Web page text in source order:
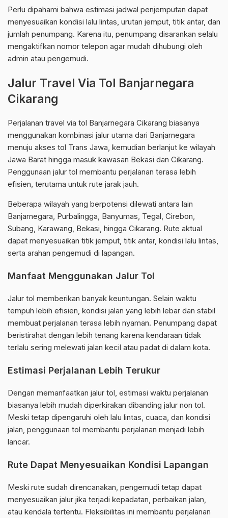
Perlu dipahami bahwa estimasi jadwal penjemputan dapat
menyesuaikan kondisi lalu lintas, urutan jemput, titik antar, dan
jumlah penumpang. Karena itu, penumpang disarankan selalu
mengaktifkan nomor telepon agar mudah dihubungi oleh
admin atau pengemudi.
Jalur Travel Via Tol Banjarnegara
Cikarang
Perjalanan travel via tol Banjarnegara Cikarang biasanya
menggunakan kombinasi jalur utama dari Banjarnegara
menuju akses tol Trans Jawa, kemudian berlanjut ke wilayah
Jawa Barat hingga masuk kawasan Bekasi dan Cikarang.
Penggunaan jalur tol membantu perjalanan terasa lebih
efisien, terutama untuk rute jarak jauh.
Beberapa wilayah yang berpotensi dilewati antara lain
Banjarnegara, Purbalingga, Banyumas, Tegal, Cirebon,
Subang, Karawang, Bekasi, hingga Cikarang. Rute aktual
dapat menyesuaikan titik jemput, titik antar, kondisi lalu lintas,
serta arahan pengemudi di lapangan.
Manfaat Menggunakan Jalur Tol
Jalur tol memberikan banyak keuntungan. Selain waktu
tempuh lebih efisien, kondisi jalan yang lebih lebar dan stabil
membuat perjalanan terasa lebih nyaman. Penumpang dapat
beristirahat dengan lebih tenang karena kendaraan tidak
terlalu sering melewati jalan kecil atau padat di dalam kota.
Estimasi Perjalanan Lebih Terukur
Dengan memanfaatkan jalur tol, estimasi waktu perjalanan
biasanya lebih mudah diperkirakan dibanding jalur non tol.
Meski tetap dipengaruhi oleh lalu lintas, cuaca, dan kondisi
jalan, penggunaan tol membantu perjalanan menjadi lebih
lancar.
Rute Dapat Menyesuaikan Kondisi Lapangan
Meski rute sudah direncanakan, pengemudi tetap dapat
menyesuaikan jalur jika terjadi kepadatan, perbaikan jalan,
atau kendala tertentu. Fleksibilitas ini membantu perjalanan